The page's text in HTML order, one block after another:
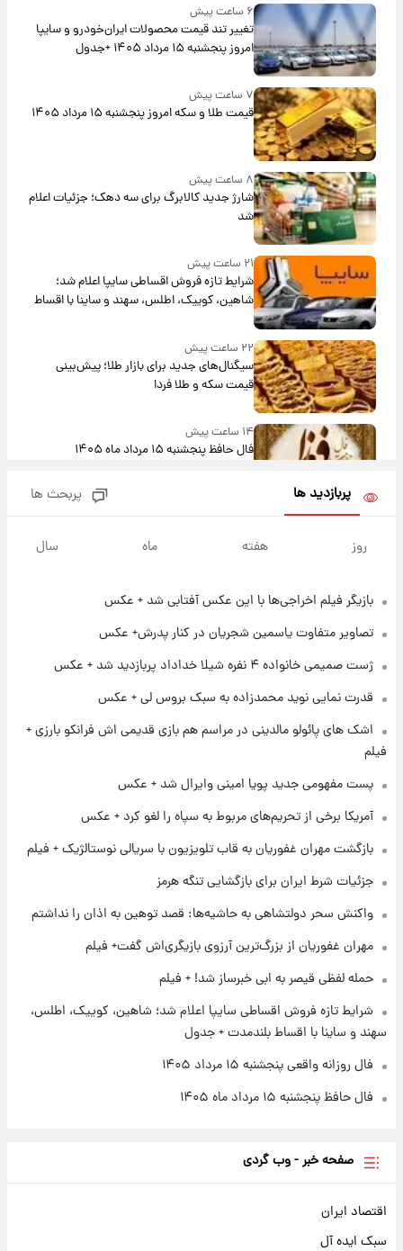
۶ ساعت پیش
تغییر تند قیمت محصولات ایران‌خودرو و سایپا
امروز پنجشنبه ۱۵ مرداد ۱۴۰۵ +جدول
۷ ساعت پیش
قیمت طلا و سکه امروز پنجشنبه ۱۵ مرداد ۱۴۰۵
۸ ساعت پیش
شارژ جدید کالابرگ برای سه دهک؛ جزئیات اعلام
شد
۲۱ ساعت پیش
شرایط تازه فروش اقساطی سایپا اعلام شد؛
شاهین، کوییک، اطلس، سهند و ساینا با اقساط
بلندمدت + جدول
۲۲ ساعت پیش
سیگنال‌های جدید برای بازار طلا؛ پیش‌بینی
قیمت سکه و طلا فردا
۱۴ ساعت پیش
فال حافظ پنجشنبه ۱۵ مرداد ماه ۱۴۰۵
۱۶ ساعت پیش
+ جدول
آغاز طرح جدید فروش مشارکت در تولید سایپا؛
سود مشارکت چند درصد است؟
۱ روز پیش
زمان پخش «مرد سه هزار چهره» مشخص شد
کار استقلال و رامین رضاییان رسما تمام شد +
عکس / خداحافظی صمیمانه آبی ها با رامین!
پربازدید ها پربحث ها
روز هفته ماه سال
بازیگر فیلم اخراجی‌ها با این عکس آفتابی شد + عکس
تصاویر متفاوت یاسمین شجریان در کنار پدرش+ عکس
ژست صمیمی خانواده ۴ نفره شیلا خداداد پربازدید شد + عکس
قدرت نمایی نوید محمدزاده به سبک بروس لی + عکس
اشک های پائولو مالدینی در مراسم هم بازی قدیمی اش فرانکو بارزی +
فیلم
پست مفهومی جدید پویا امینی وایرال شد + عکس
آمریکا برخی از تحریم‌های مربوط به سپاه را لغو کرد + عکس
بازگشت مهران غفوریان به قاب تلویزیون با سریالی نوستالژیک + فیلم
جزئیات شرط ایران برای بازگشایی تنگه هرمز
واکنش سحر دولتشاهی به حاشیه‌ها: قصد توهین به اذان را نداشتم
مهران غفوریان از بزرگ‌ترین آرزوی بازیگری‌اش گفت+ فیلم
حمله لفظی قیصر به ابی خبرساز شد! + فیلم
شرایط تازه فروش اقساطی سایپا اعلام شد؛ شاهین، کوییک، اطلس،
سهند و ساینا با اقساط بلندمدت + جدول
فال روزانه واقعی پنجشنبه ۱۵ مرداد ۱۴۰۵
فال حافظ پنجشنبه ۱۵ مرداد ماه ۱۴۰۵
صفحه خبر - وب گردی
اقتصاد ایران
سبک ایده آل